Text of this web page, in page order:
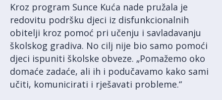
Kroz program Sunce Kuća nade pružala je
redovitu podršku djeci iz disfunkcionalnih
obitelji kroz pomoć pri učenju i savladavanju
školskog gradiva. No cilj nije bio samo pomoći
djeci ispuniti školske obveze. „Pomažemo oko
domaće zadaće, ali ih i podučavamo kako sami
učiti, komunicirati i rješavati probleme.“